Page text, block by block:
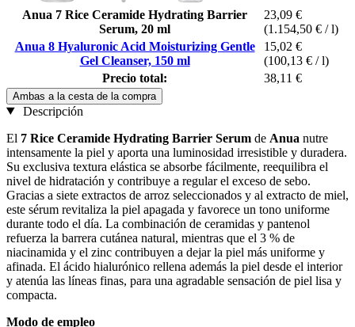
Anua 7 Rice Ceramide Hydrating Barrier
Serum, 20 ml
23,09 €
(1.154,50 € / l)
Anua 8 Hyaluronic Acid Moisturizing Gentle
Gel Cleanser, 150 ml
15,02 €
(100,13 € / l)
Precio total:
38,11 €
Ambas a la cesta de la compra
Descripción
El 7 Rice Ceramide Hydrating Barrier Serum de Anua nutre
intensamente la piel y aporta una luminosidad irresistible y duradera.
Su exclusiva textura elástica se absorbe fácilmente, reequilibra el
nivel de hidratación y contribuye a regular el exceso de sebo.
Gracias a siete extractos de arroz seleccionados y al extracto de miel,
este sérum revitaliza la piel apagada y favorece un tono uniforme
durante todo el día. La combinación de ceramidas y pantenol
refuerza la barrera cutánea natural, mientras que el 3 % de
niacinamida y el zinc contribuyen a dejar la piel más uniforme y
afinada. El ácido hialurónico rellena además la piel desde el interior
y atenúa las líneas finas, para una agradable sensación de piel lisa y
compacta.
Modo de empleo